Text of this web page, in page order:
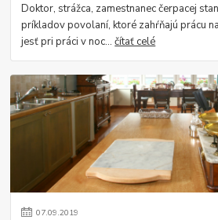
Doktor, strážca, zamestnanec čerpacej
príkladov povolaní, ktoré zahŕňajú prácu
jesť pri práci v noc...čítať celé
07.09.2019